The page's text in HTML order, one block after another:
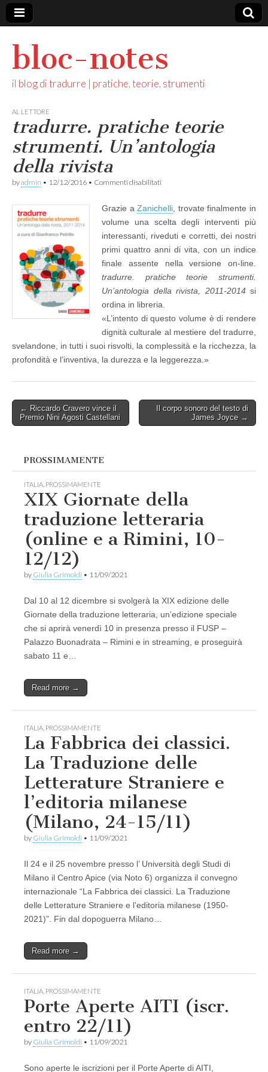
bloc-notes
il blog di tradurre | pratiche, teorie, strumenti
AL LETTORE
tradurre. pratiche teorie
strumenti. Un’antologia
della rivista
byadmin • 12/12/2016 • Commenti disabilitati
a
d
r
r
p
a
t
i
h
e
e
r
e
s
n
.
U
n
’
a
n
i
a
e
l
s
Grazie aZanichelli , trovate finalmente in
volume una scelta degli interventi più
interessanti, riveduti e corretti, dei nostri
primi quattro anni di vita, con un indice
finale assente nella versione on-line.
tradurre. pratiche teorie strumenti.
Un’antologia della rivista, 2011-2014si
ordina in libreria.
«L’intento di questo volume è di rendere
dignità culturale al mestiere del tradurre,
svelandone, in tutti i suoi risvolti, la complessità e la ricchezza, la
profondità e l’inventiva, la durezza e la leggerezza.»
Post
navigation
← Riccardo Cravero vince il
Premio Nini Agosti Castellani
Il corpo sonoro del testo di
James Joyce →
PROSSIMAMENTE
ITALIA PROSSIMAMENTE
XIX Giornate della
traduzione letteraria
(online e a Rimini, 10-
12/12)
by Giulia Grimoldi • 11/09/2021
Dal 10 al 12 dicembre si svolgerà la XIX edizione delle
Giornate della traduzione letteraria, un’edizione speciale
che si aprirà venerdì 10 in presenza presso il FUSP –
Palazzo Buonadrata – Rimini e in streaming, e proseguirà
sabato 11 e…
Read more →
ITALIA PROSSIMAMENTE
La Fabbrica dei classici.
La Traduzione delle
Letterature Straniere e
l’editoria milanese
(Milano, 24-15/11)
by Giulia Grimoldi • 11/09/2021
Il 24 e il 25 novembre presso l’ Università degli Studi di
Milano il Centro Apice (via Noto 6) organizza il convegno
internazionale “La Fabbrica dei classici. La Traduzione
delle Letterature Straniere e l’editoria milanese (1950-
2021)”. Fin dal dopoguerra Milano…
Read more →
ITALIA PROSSIMAMENTE
Porte Aperte AITI (iscr.
entro 22/11)
by Giulia Grimoldi • 11/09/2021
Sono aperte le iscrizioni per il Porte Aperte di AITI,